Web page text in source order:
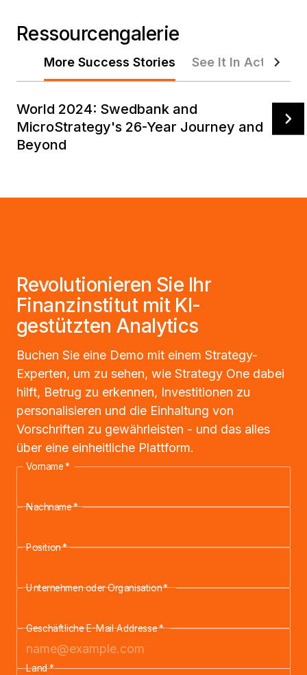
Ressourcengalerie
More Success Stories See It In Action
World 2024: Swedbank and
MicroStrategy's 26-Year Journey and
Beyond
Revolutionieren Sie Ihr
Finanzinstitut mit KI-
gestützten Analytics
Buchen Sie eine Demo mit einem Strategy-
Experten, um zu sehen, wie Strategy One dabei
hilft, Betrug zu erkennen, Investitionen zu
personalisieren und die Einhaltung von
Vorschriften zu gewährleisten - und das alles
über eine einheitliche Plattform.
Vorname*
Nachname*
Position*
Unternehmen oder Organisation*
Geschäftliche E-Mail Addresse*
Land*